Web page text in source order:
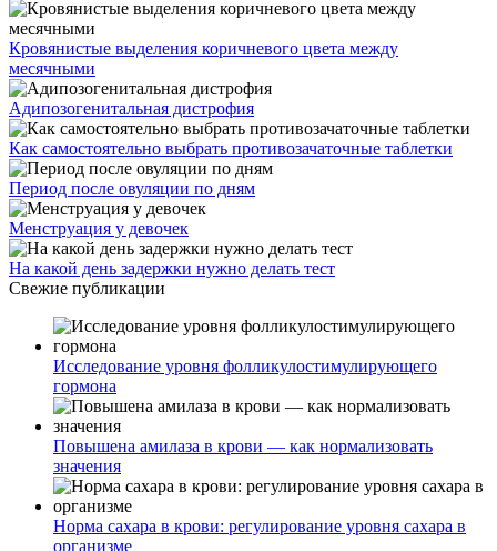
Кровянистые выделения коричневого цвета между
месячными
Адипозогенитальная дистрофия
Как самостоятельно выбрать противозачаточные таблетки
Период после овуляции по дням
Менструация у девочек
На какой день задержки нужно делать тест
Свежие публикации
Исследование уровня фолликулостимулирующего
гормона
Повышена амилаза в крови — как нормализовать
значения
Норма сахара в крови: регулирование уровня сахара в
организме